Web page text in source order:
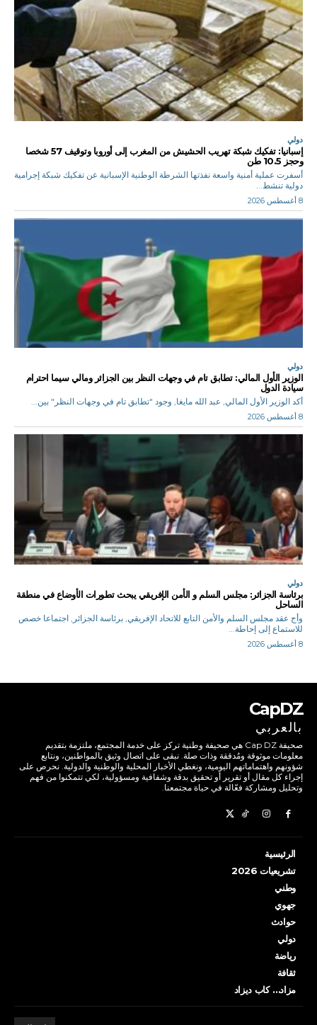
دولي
إسبانيا: تفكيك شبكة تهريب الحشيش من المغرب إلى أوروبا وتوقيف 57 شخصا
وحجز 10.5 طن
أسفرت عملية أمنية واسعة نفذتها الشرطة الوطنية الإسبانية عن تفكيك شبكة إجرامية
دولية تنشط...
8 أغسطس 2026
دولي
الوزير الأول المالي: تطابق تام في وجهات النظر بين الجزائر ومالي سيما احترام
سيادة الدول
أكد الوزير الأول المالي, عبد الله مايغا, وجود "تطابق تام في وجهات النظر" بين...
8 أغسطس 2026
دولي
برئاسة الجزائر: مجلس السلم و الأمن الإفريقي يبحث تطورات الأوضاع في منطقة
الساحل
وأج عقد مجلس السلم والأمن التابع للاتحاد الإفريقي, برئاسة الجزائر, اجتماعا خصص
للاستماع إلى إحاطة...
8 أغسطس 2026
CapDZ
بالعربي
صحيفة Cap DZ هي صحيفة وطنية تركز على خدمة المجتمع، ملتزمة بتقديم
معلومات موثوقة ومُدققة وذات صلة. نبقى على اتصال وثيق بالمواطنين، ونتابع
شؤونهم واهتماماتهم اليومية، ونغطي الأخبار المحلية والوطنية والدولية. نحرص على
إجراء كل مقال أو تقرير أو تحقيق بدقة وشفافية ومسؤولية، لكي تتمكنوا من فهم
وتحليل ومشاركة فعّالة في حياة مجتمعنا.
الرئيسية
تشريعيات 2026
وطني
جهوي
حوادث
دولي
رياضة
ثقافة
مزاد… كاب ديزاد